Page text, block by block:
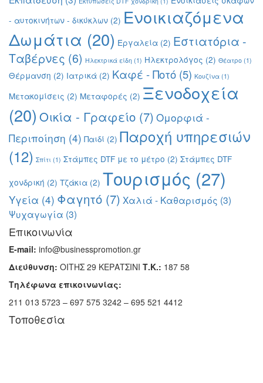
- αυτοκινήτων - δικύκλων (2) Ενοικιαζόμενα
Δωμάτια (20) Εργαλεία (2) Εστιατόρια -
Ταβέρνες (6) Ηλεκτρικά είδη (1) Ηλεκτρολόγος (2) Θέατρο (1)
Θέρμανση (2) Ιατρικά (2) Καφέ - Ποτό (5) Κουζίνα (1)
Μετακομίσεις (2) Μεταφορές (2) Ξενοδοχεία
(20) Οικία - Γραφείο (7) Ομορφιά -
Περιποίηση (4) Παιδί (2) Παροχή υπηρεσιών
(12) Σπίτι (1) Στάμπες DTF με το μέτρο (2) Στάμπες DTF
χονδρική (2) Τζάκια (2) Τουρισμός (27)
Υγεία (4) Φαγητό (7) Χαλιά - Καθαρισμός (3)
Ψυχαγωγία (3)
Επικοινωνία
E-mail: info@businesspromotion.gr
Διεύθυνση: ΟΙΤΗΣ 29 ΚΕΡΑΤΣΙΝΙ Τ.Κ.: 187 58
Τηλέφωνα επικοινωνίας:
211 013 5723 – 697 575 3242 – 695 521 4412
Τοποθεσία